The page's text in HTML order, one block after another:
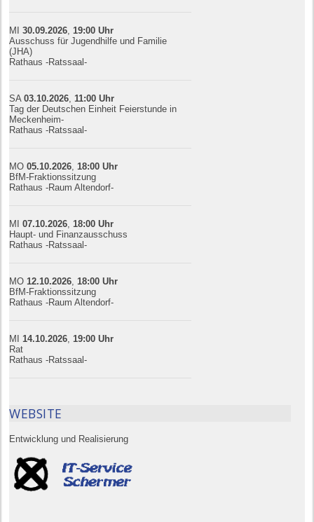
MI30.09.2026 19:00 Uhr
Ausschuss für Jugendhilfe und Familie
(JHA)
Rathaus -Ratssaal-
SA03.10.2026 11:00 Uhr
Tag der Deutschen Einheit Feierstunde in
Meckenheim-
Rathaus -Ratssaal-
MO05.10.2026 18:00 Uhr
BfM-Fraktionssitzung
Rathaus -Raum Altendorf-
MI07.10.2026 18:00 Uhr
Haupt- und Finanzausschuss
Rathaus -Ratssaal-
MO 12.10.2026 18:00 Uhr
BfM-Fraktionssitzung
Rathaus -Raum Altendorf-
MI 14.10.2026 19:00 Uhr
Rat
Rathaus -Ratssaal-
WEBSITE
Entwicklung und Realisierung